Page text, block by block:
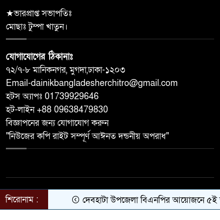
★ভারপ্রাপ্ত সভাপতিঃ
মোছাঃ টুম্পা খাতুন।
যোগাযোগের ঠিকানাঃ
৭২/৭-৮ মানিকনগর, মুগদা,ঢাকা-১২০৩
Email-dainikbangladesherchitro@gmail.com
হটস অ্যাপঃ 01739929646
হট-লাইন +88 09638479830
বিজ্ঞাপনের জন্য যোগাযোগ করুন
"নিউজের কপি রাইট সম্পূর্ণ আঈনত দন্ডনীয় অপরাধ"
© ২০২৬ সর্বস্বত্ব সংরক্ষিত | দৈনিক বাংলাদেশের চিত্র
কারিগরি সহযোগিতায়:Oriel Digital
শিরোনাম : দেবহাটা উপজেলা বিএনপির আয়োজনে ৫ই